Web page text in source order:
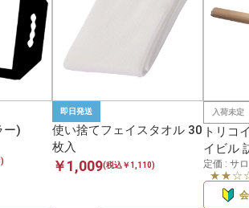
ー)
即日発送
使い捨てフェイスタオル 30
枚入
￥1,009(税込￥1,110)
入荷未定
トリコ
イビル
定価 : サ